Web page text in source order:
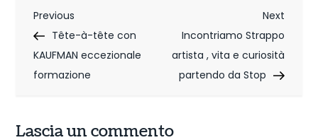
N
a
v
g
Previous
Post
Previous
Tête-à-tête con
KAUFMAN eccezionale
formazione
Next
Post
Next
Incontriamo Strappo
artista , vita e curiosità
partendo da Stop
Lascia un commento